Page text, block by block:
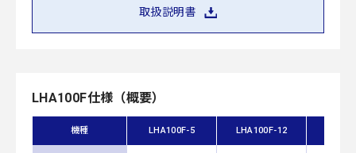
取扱説明書
LHA100F仕様（概要）
機種 LHA100F-5 LHA100F-12